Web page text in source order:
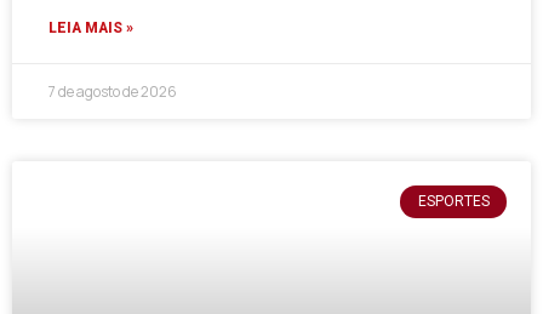
LEIA MAIS »
7 de agosto de 2026
ESPORTES